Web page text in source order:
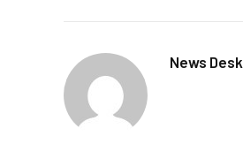
News Desk